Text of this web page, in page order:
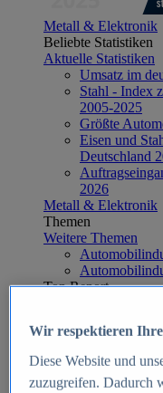
Metall & Elektronik
Beliebte Statistiken
Aktuelle Statistiken
Umsatz im
Stahl - Index
2005-2025
Größte
Eisen und
Deutschland
2026
Metall & Elektronik
Themen
Weitere Themen
Top Report
Wir respektieren
Diese Website und
zuzugreifen. Dadurch